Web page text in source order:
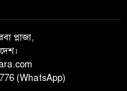
মুন্সীর মতবিনিময়
গণঅভ্যুত্থান দিবস উপলক্ষে
নানা কর্মসূচি পালিত
প্লাজা,
(WhatsApp)